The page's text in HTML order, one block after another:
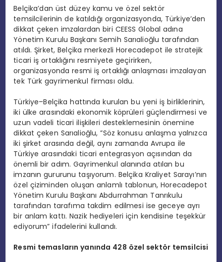
Belçika’dan üst düzey kamu ve özel sektör
temsilcilerinin de katıldığı organizasyonda, Türkiye’den
dikkat çeken imzalardan biri CEESS Global adına
Yönetim Kurulu Başkanı Semih Sarıalioğlu tarafından
atıldı. Şirket, Belçika merkezli Horecadepot ile stratejik
ticari iş ortaklığını resmiyete geçirirken,
organizasyonda resmi iş ortaklığı anlaşması imzalayan
tek Türk gayrimenkul firması oldu.
Türkiye–Belçika hattında kurulan bu yeni iş birliklerinin,
iki ülke arasındaki ekonomik köprüleri güçlendirmesi ve
uzun vadeli ticari ilişkileri desteklemesinin önemine
dikkat çeken Sarıalioğlu, ”Söz konusu anlaşma yalnızca
iki şirket arasında değil, aynı zamanda Avrupa ile
Türkiye arasındaki ticari entegrasyon açısından da
önemli bir adım. Gayrimenkul alanında atılan bu
imzanın gururunu taşıyorum. Belçika Kraliyet Sarayı’nın
özel çiziminden oluşan anlamlı tablonun, Horecadepot
Yönetim Kurulu Başkanı Abdurrahman Tanrıkulu
tarafından tarafıma takdim edilmesi ise geceye ayrı
bir anlam kattı. Nazik hediyeleri için kendisine teşekkür
ediyorum” ifadelerini kullandı.
Resmi temasların yanında 428 özel sektör temsilcisi